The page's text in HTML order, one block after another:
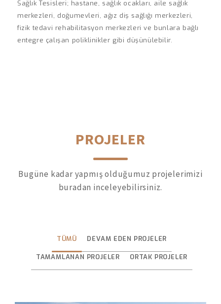
Sağlık Tesisleri; hastane, sağlık ocakları, aile sağlık
merkezleri, doğumevleri, ağız diş sağlığı merkezleri,
fizik tedavi rehabilitasyon merkezleri ve bunlara bağlı
entegre çalışan poliklinikler gibi düşünülebilir.
PROJELER
Bugüne kadar yapmış olduğumuz projelerimizi
buradan inceleyebilirsiniz.
TÜMÜ DEVAM EDEN PROJELER
TAMAMLANAN PROJELER ORTAK PROJELER
Regnum Arkeopark